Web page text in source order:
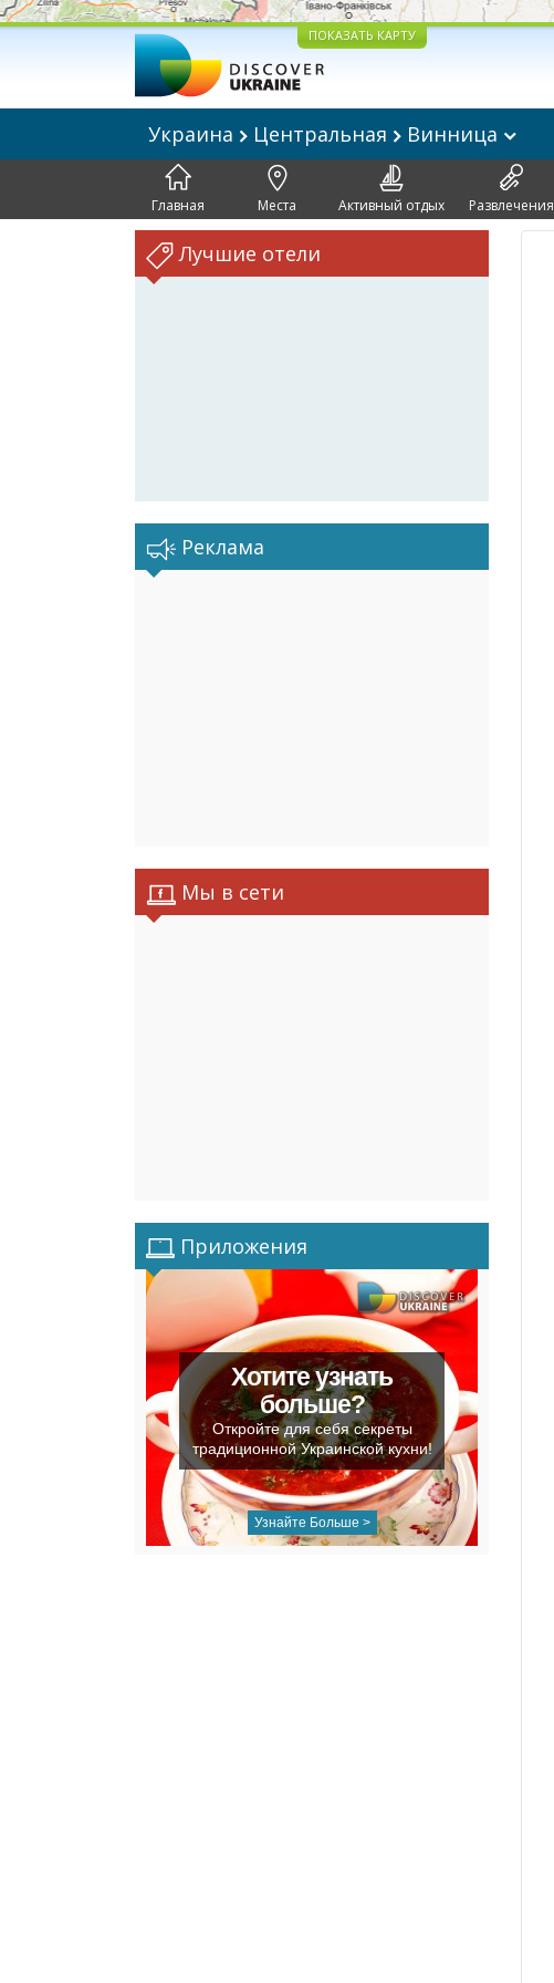
ПОКАЗАТЬ КАРТУ
Украина Центральная Винница
Главная Места Активный отдых Развлечения
Лучшие отели
Реклама
Мы в сети
Приложения
Хотите узнать
больше?
Откройте для себя секреты
традиционной Украинской кухни!
Узнайте Больше >